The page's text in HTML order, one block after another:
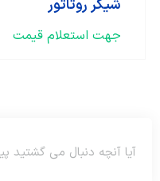
شیکر روتاتور
جهت استعلام قیمت